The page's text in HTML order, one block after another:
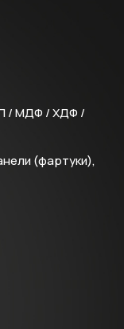
/ МДФ / ХДФ /
(фартуки),